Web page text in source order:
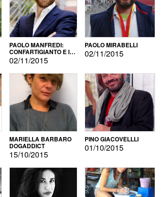
PAOLO MANFREDI:
CONFARTIGIANTO E IL
SONDAGGIO
02/11/2015
PAOLO MIRABELLI
02/11/2015
MARIELLA BARBARO
DOGADDICT
15/10/2015
PINO GIACOVELLLI
01/10/2015